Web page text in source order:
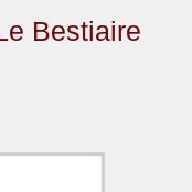
Bestiaire